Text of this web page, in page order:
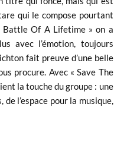
qui le compose pourtant
Battle Of A Lifetime » on a
avec l’émotion, toujours
fait preuve d’une belle
procure. Avec « Save The
la touche du groupe : une
l’espace pour la musique,